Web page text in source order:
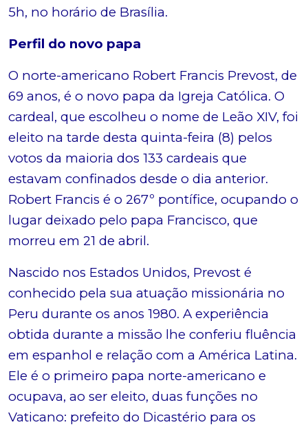
5h, no horário de Brasília.
Perfil do novo papa
O norte-americano Robert Francis Prevost, de
69 anos, é o novo papa da Igreja Católica. O
cardeal, que escolheu o nome de Leão XIV, foi
eleito na tarde desta quinta-feira (8) pelos
votos da maioria dos 133 cardeais que
estavam confinados desde o dia anterior.
Robert Francis é o 267º pontífice, ocupando o
lugar deixado pelo papa Francisco, que
morreu em 21 de abril.
Nascido nos Estados Unidos, Prevost é
conhecido pela sua atuação missionária no
Peru durante os anos 1980. A experiência
obtida durante a missão lhe conferiu fluência
em espanhol e relação com a América Latina.
Ele é o primeiro papa norte-americano e
ocupava, ao ser eleito, duas funções no
Vaticano: prefeito do Dicastério para os